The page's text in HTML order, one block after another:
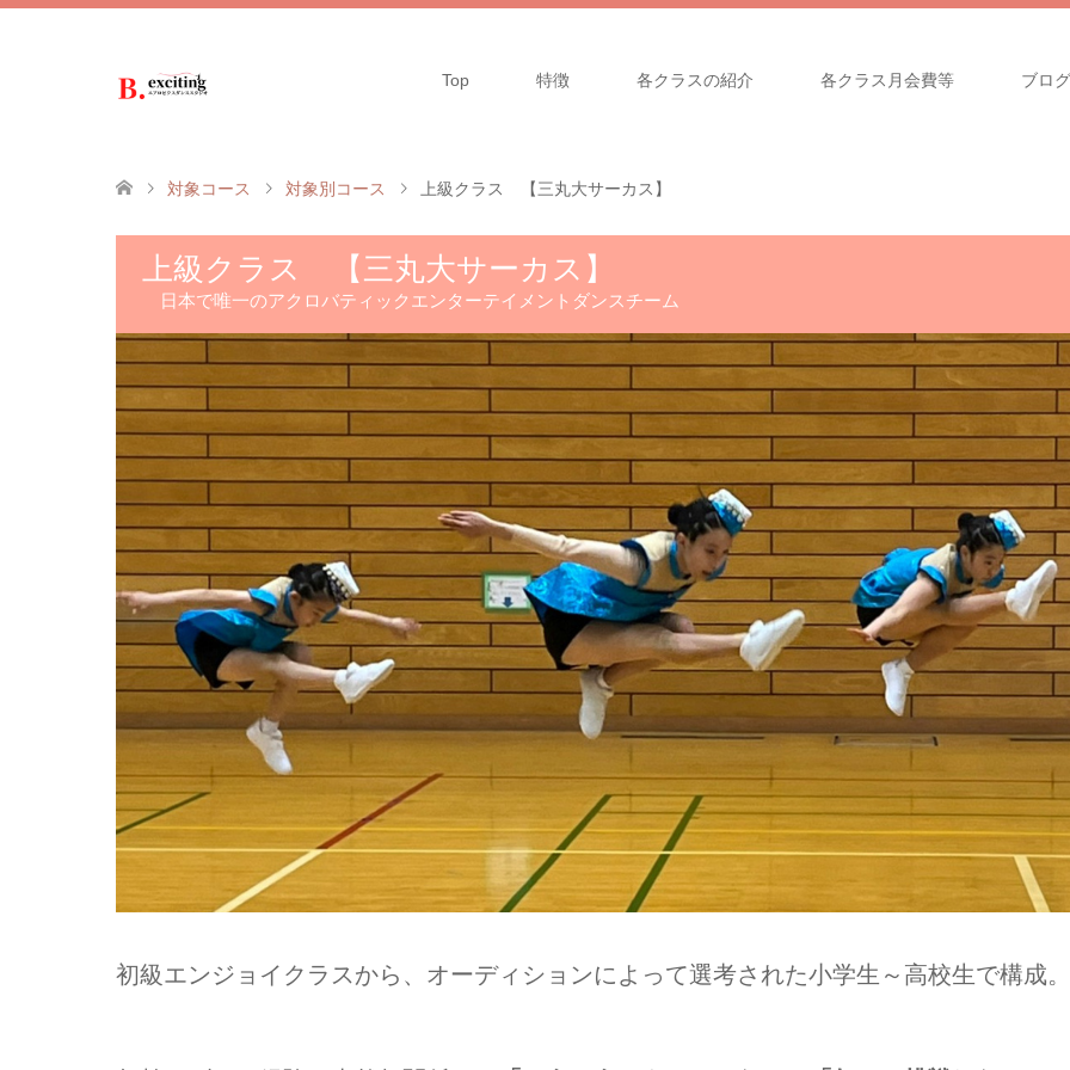
Top 特徴 各クラスの紹介 各クラス月会費等 ブログ
対象コース 対象別コース 上級クラス 【三丸大サーカス】
上級クラス 【三丸大サーカス】
日本で唯一のアクロバティックエンターテイメントダンスチーム
初級エンジョイクラスから、オーディションによって選考された小学生～高校生で構成。